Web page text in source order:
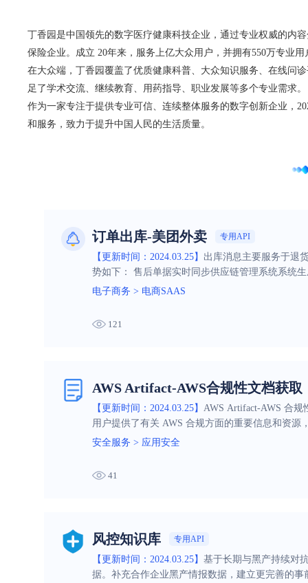
丁香园是中国领先的数字医疗健康科技企业，通过专业权威的内
保险企业。成立 20年来，服务上亿大众用户，并拥有550万专业
在大众端，丁香园覆盖了优质健康科普、大众知识服务、在线问
足了学术交流、继续教育、用药指导、职业发展等多个专业需求。
作为一家专注于提供专业可信、连续整体服务的数字创新企业，
和服务，致力于提升中国人民的生活质量。
订单出库-美团外卖 专用API
【更新时间：2024.03.25】 出库消息主要服务于退
势如下： 售后单据实时同步供应链管理系统系统
电子商务 > 电商SAAS
121
AWS Artifact-AWS合规性文档获取
【更新时间：2024.03.25】 AWS Artifact-AWS 合
用户提供了有关 AWS 合规方面的重要信息和资源
安全服务 > 应用安全
41
风控知识库 专用API
【更新时间：2024.03.25】 基于长期与黑产持续对
据。补充合作企业黑产情报数据，建立更完善的